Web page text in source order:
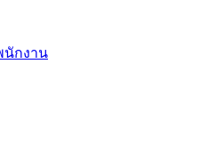
นักงาน